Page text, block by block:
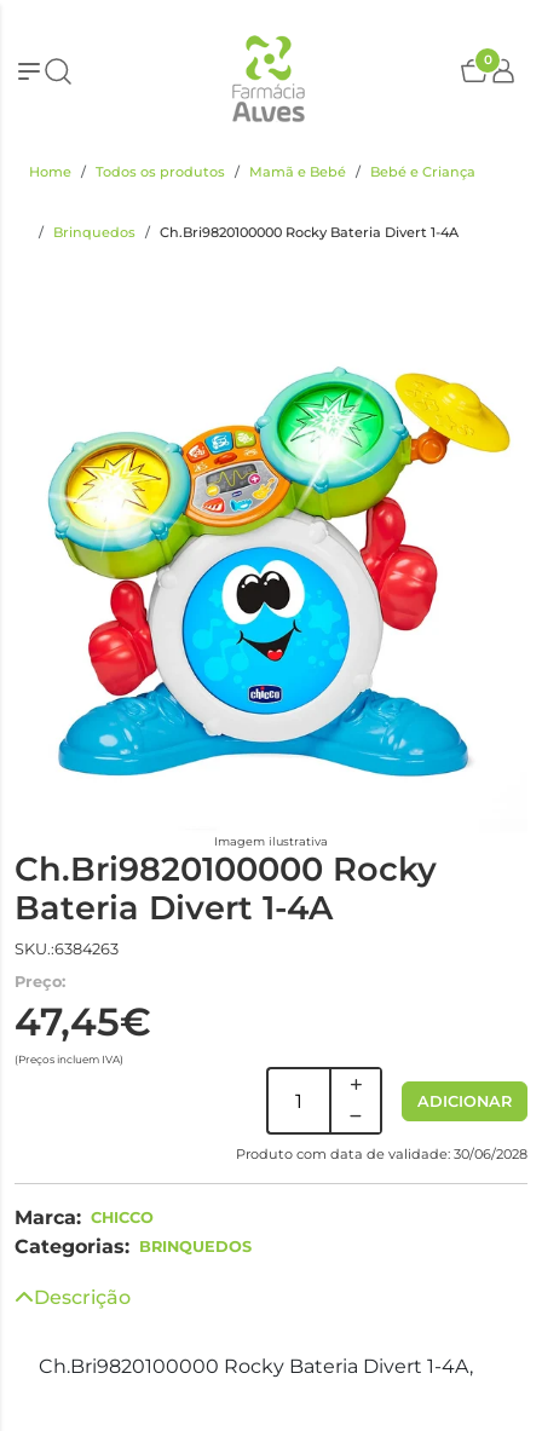
0
Home Todos os produtos Mamã e Bebé Bebé e Criança
Brinquedos Ch.Bri9820100000 Rocky Bateria Divert 1-4A
Imagem ilustrativa
Ch.Bri9820100000 Rocky
Bateria Divert 1-4A
SKU.:6384263
Preço:
47,45€
(Preços incluem IVA)
ADICIONAR
Produto com data de validade: 30/06/2028
Marca: CHICCO
Categorias: BRINQUEDOS
Descrição
Ch.Bri9820100000 Rocky Bateria Divert 1-4A,